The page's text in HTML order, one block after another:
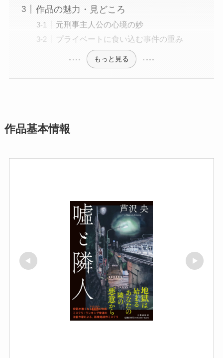
作品の魅力・見どころ
元刑事主人公の心境の妙
プライベートに食い込む事件の重み
もっと見る
作品基本情報